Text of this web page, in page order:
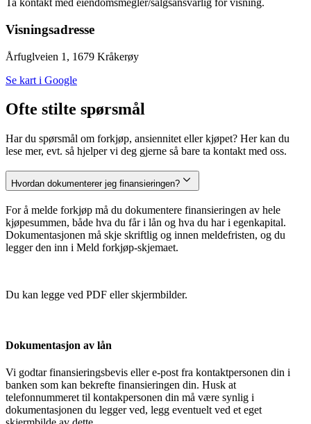
Ta kontakt med eiendomsmegler/salgsansvarlig for visning.
Visningsadresse
Årfuglveien 1, 1679 Kråkerøy
Se kart i Google
Ofte stilte spørsmål
Har du spørsmål om forkjøp, ansiennitet eller kjøpet? Her kan du
lese mer, evt. så hjelper vi deg gjerne så bare ta kontakt med oss.
Hvordan dokumenterer jeg finansieringen?
For å melde forkjøp må du dokumentere finansieringen av hele
kjøpesummen, både hva du får i lån og hva du har i egenkapital.
Dokumentasjonen må skje skriftlig og innen meldefristen, og du
legger den inn i Meld forkjøp-skjemaet.
Du kan legge ved PDF eller skjermbilder.
Dokumentasjon av lån
Vi godtar finansieringsbevis eller e-post fra kontaktpersonen din i
banken som kan bekrefte finansieringen din. Husk at
telefonnummeret til kontakpersonen din må være synlig i
dokumentasjonen du legger ved, legg eventuelt ved et eget